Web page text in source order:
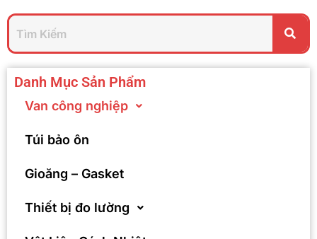
Danh Mục Sản Phẩm
Van công nghiệp
Túi bảo ôn
Gioăng – Gasket
Thiết bị đo lường